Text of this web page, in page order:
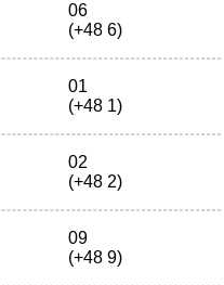
06
(+48 6)
01
(+48 1)
02
(+48 2)
09
(+48 9)